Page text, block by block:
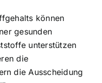
können
gesunden
unterstützen
die
die Ausscheidung